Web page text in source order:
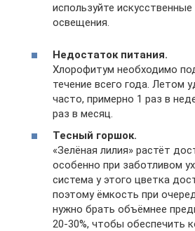
используйте
освещения.
Недостаток питания.
Хлорофитум необходимо
течение всего года. Летом
часто, примерно 1 раз в
раз в месяц.
Тесный горшок.
«Зелёная лилия» растёт
особенно при заботливом
система у этого цветка
поэтому ёмкость при
нужно брать объёмнее
20-30%, чтобы обеспечить